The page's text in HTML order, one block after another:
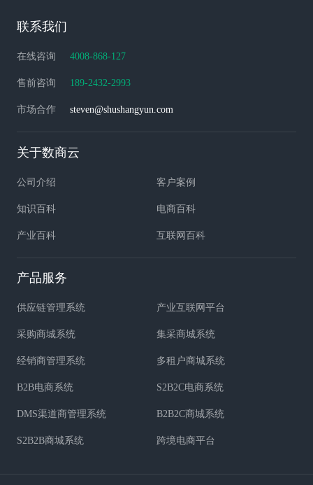
联系我们
在线咨询 4008-868-127
售前咨询 189-2432-2993
市场合作 steven@shushangyun.com
关于数商云
公司介绍 客户案例
知识百科 电商百科
产业百科 互联网百科
产品服务
供应链管理系统 产业互联网平台
采购商城系统 集采商城系统
经销商管理系统 多租户商城系统
B2B电商系统 S2B2C电商系统
DMS渠道商管理系统 B2B2C商城系统
S2B2B商城系统 跨境电商平台